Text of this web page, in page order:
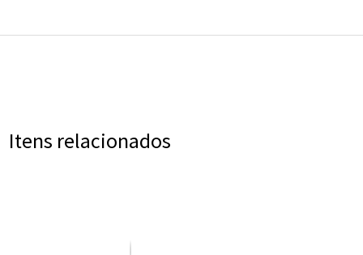
Itens relacionados